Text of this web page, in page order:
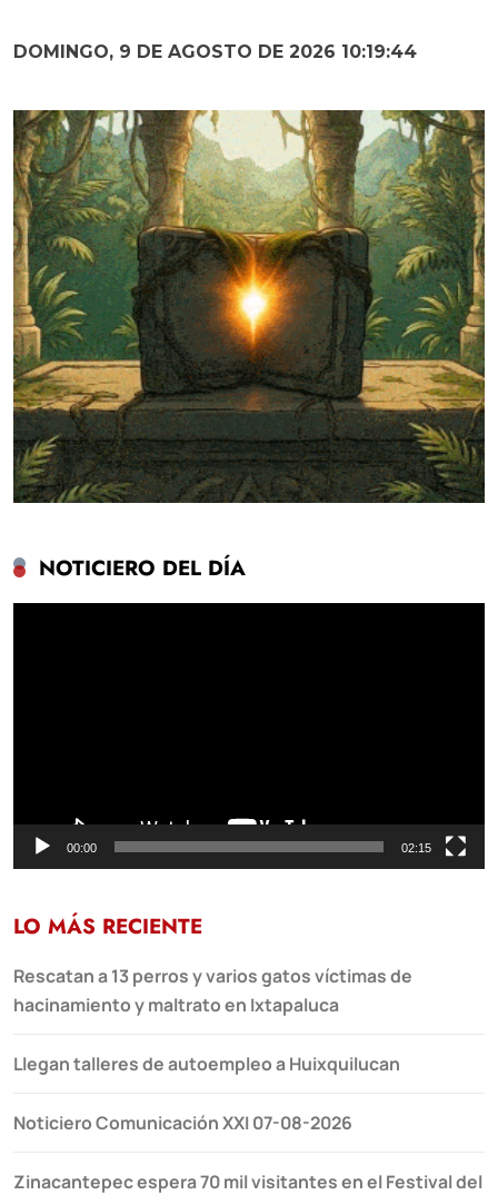
DOMINGO, 9 DE AGOSTO DE 2026 10:19:45
NOTICIERO DEL DÍA
00:00 02:15
LO MÁS RECIENTE
Rescatan a 13 perros y varios gatos víctimas de
hacinamiento y maltrato en Ixtapaluca
Llegan talleres de autoempleo a Huixquilucan
Noticiero Comunicación XXI 07-08-2026
Zinacantepec espera 70 mil visitantes en el Festival del